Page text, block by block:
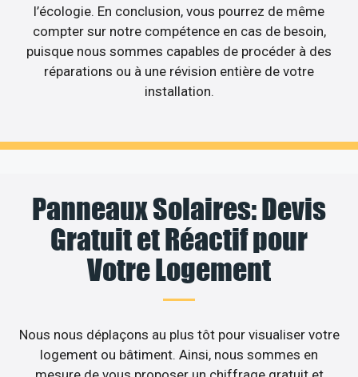
l’écologie. En conclusion, vous pourrez de même
compter sur notre compétence en cas de besoin,
puisque nous sommes capables de procéder à des
réparations ou à une révision entière de votre
installation.
Panneaux Solaires: Devis
Gratuit et Réactif pour
Votre Logement
Nous nous déplaçons au plus tôt pour visualiser votre
logement ou bâtiment. Ainsi, nous sommes en